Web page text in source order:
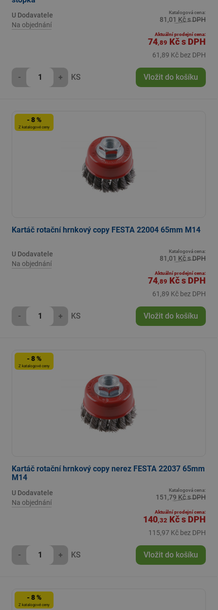
U Dodavatele
Na objednání
Katalogová cena:
81,01 Kč s DPH
Aktuální prodejní cena:
74,89 Kčs DPH
61,89 Kč bez DPH
- + KS Vložit do košíku
- 8 %
Z katalogové ceny
Kartáč rotační hrnkový copy FESTA 22004 65mm M14
U Dodavatele
Na objednání
Katalogová cena:
81,01 Kč s DPH
Aktuální prodejní cena:
74,89 Kčs DPH
61,89 Kč bez DPH
- + KS Vložit do košíku
- 8 %
Z katalogové ceny
Kartáč rotační hrnkový copy nerez FESTA 22037 65mm
M14
U Dodavatele
Na objednání
Katalogová cena:
151,79 Kč s DPH
Aktuální prodejní cena:
140,32 Kčs DPH
115,97 Kč bez DPH
- + KS Vložit do košíku
- 8 %
Z katalogové ceny